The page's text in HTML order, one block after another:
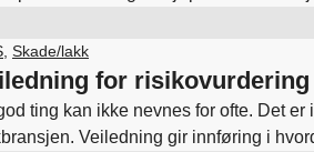
ordningen går lengre enn det
energiforbruk.
, Skade/lakk
for
ting kan ikke nevnes for ofte. Det
Veiledning gir innføring i